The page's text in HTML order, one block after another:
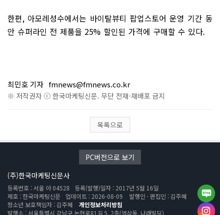
한편, 아모레성수에서는 바이탈뷰티 팝업스토어 운영 기간 동
안 슈퍼라인 전 제품을 25% 할인된 가격에 구매할 수 있다.
최민호 기자 fmnews@fmnews.co.kr
※ 저작권자 ⓒ 한국마케팅신문. 무단 전재-재배포 금지
목록으로
PC버전으로 보기
(주)한국마케팅신문사
등록번호 : 서울 아 04528
등록(발행)일자 : 2017년 5월 16일
제호 : 한국마케팅신문
업데이트 : 2026-08-09
발행인 · 편집인 : 김주혜
청소년 보호책임자 : 김주혜
개인정보처리방침
발행소 : 서울특별시 강남구 논현로81길 5, 2층(역삼동, 나래빌딩)